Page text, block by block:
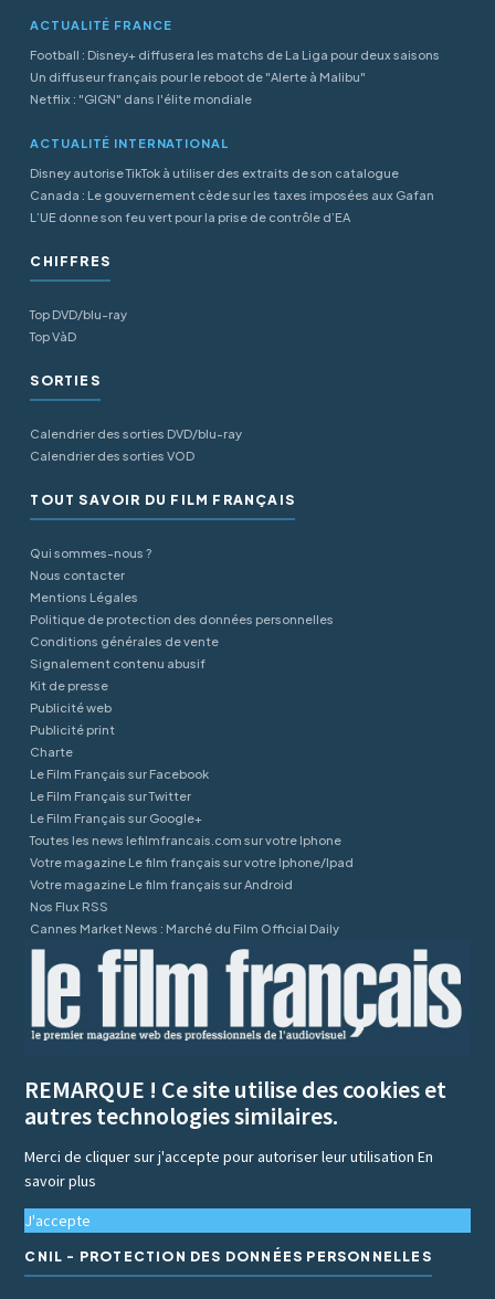
ACTUALITÉ FRANCE
Football : Disney+ diffusera les matchs de La Liga pour deux saisons
Un diffuseur français pour le reboot de "Alerte à Malibu"
Netflix : "GIGN" dans l'élite mondiale
ACTUALITÉ INTERNATIONAL
Disney autorise TikTok à utiliser des extraits de son catalogue
Canada : Le gouvernement cède sur les taxes imposées aux Gafan
L’UE donne son feu vert pour la prise de contrôle d’EA
CHIFFRES
Top DVD/blu-ray
Top VàD
SORTIES
Calendrier des sorties DVD/blu-ray
Calendrier des sorties VOD
TOUT SAVOIR DU FILM FRANÇAIS
Qui sommes-nous ?
Nous contacter
Mentions Légales
Politique de protection des données personnelles
Conditions générales de vente
Signalement contenu abusif
Kit de presse
Publicité web
Publicité print
Charte
Le Film Français sur Facebook
Le Film Français sur Twitter
Le Film Français sur Google+
Toutes les news lefilmfrancais.com sur votre Iphone
Votre magazine Le film français sur votre Iphone/Ipad
Votre magazine Le film français sur Android
Nos Flux RSS
Cannes Market News : Marché du Film Official Daily
REMARQUE ! Ce site utilise des cookies et
autres technologies similaires.
Merci de cliquer sur j'accepte pour autoriser leur utilisationEn
savoir plus
J'accepte
CNIL - PROTECTION DES DONNÉES PERSONNELLES